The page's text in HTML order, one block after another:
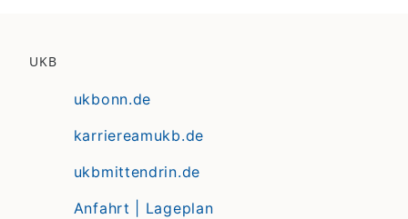
UKB
ukbonn.de
karriereamukb.de
ukbmittendrin.de
Anfahrt | Lageplan